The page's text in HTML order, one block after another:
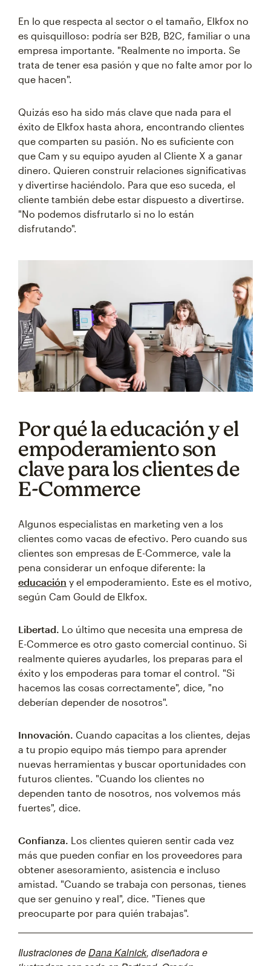
En lo que respecta al sector o el tamaño, Elkfox no
es quisquilloso: podría ser B2B, B2C, familiar o una
empresa importante. "Realmente no importa. Se
trata de tener esa pasión y que no falte amor por lo
que hacen".
Quizás eso ha sido más clave que nada para el
éxito de Elkfox hasta ahora, encontrando clientes
que comparten su pasión. No es suficiente con
que Cam y su equipo ayuden al Cliente X a ganar
dinero. Quieren construir relaciones significativas
y divertirse haciéndolo. Para que eso suceda, el
cliente también debe estar dispuesto a divertirse.
"No podemos disfrutarlo si no lo están
disfrutando".
Por qué la educación y el
empoderamiento son
clave para los clientes de
E-Commerce
Algunos especialistas en marketing ven a los
clientes como vacas de efectivo. Pero cuando sus
clientes son empresas de E-Commerce, vale la
pena considerar un enfoque diferente: la
educación y el empoderamiento. Este es el motivo,
según Cam Gould de Elkfox.
Libertad. Lo último que necesita una empresa de
E-Commerce es otro gasto comercial continuo. Si
realmente quieres ayudarles, los preparas para el
éxito y los empoderas para tomar el control. "Si
hacemos las cosas correctamente", dice, "no
deberían depender de nosotros".
Innovación. Cuando capacitas a los clientes, dejas
a tu propio equipo más tiempo para aprender
nuevas herramientas y buscar oportunidades con
futuros clientes. "Cuando los clientes no
dependen tanto de nosotros, nos volvemos más
fuertes", dice.
Confianza. Los clientes quieren sentir cada vez
más que pueden confiar en los proveedores para
obtener asesoramiento, asistencia e incluso
amistad. "Cuando se trabaja con personas, tienes
que ser genuino y real", dice. "Tienes que
preocuparte por para quién trabajas".
Ilustraciones deDana Kalnick, diseñadora e